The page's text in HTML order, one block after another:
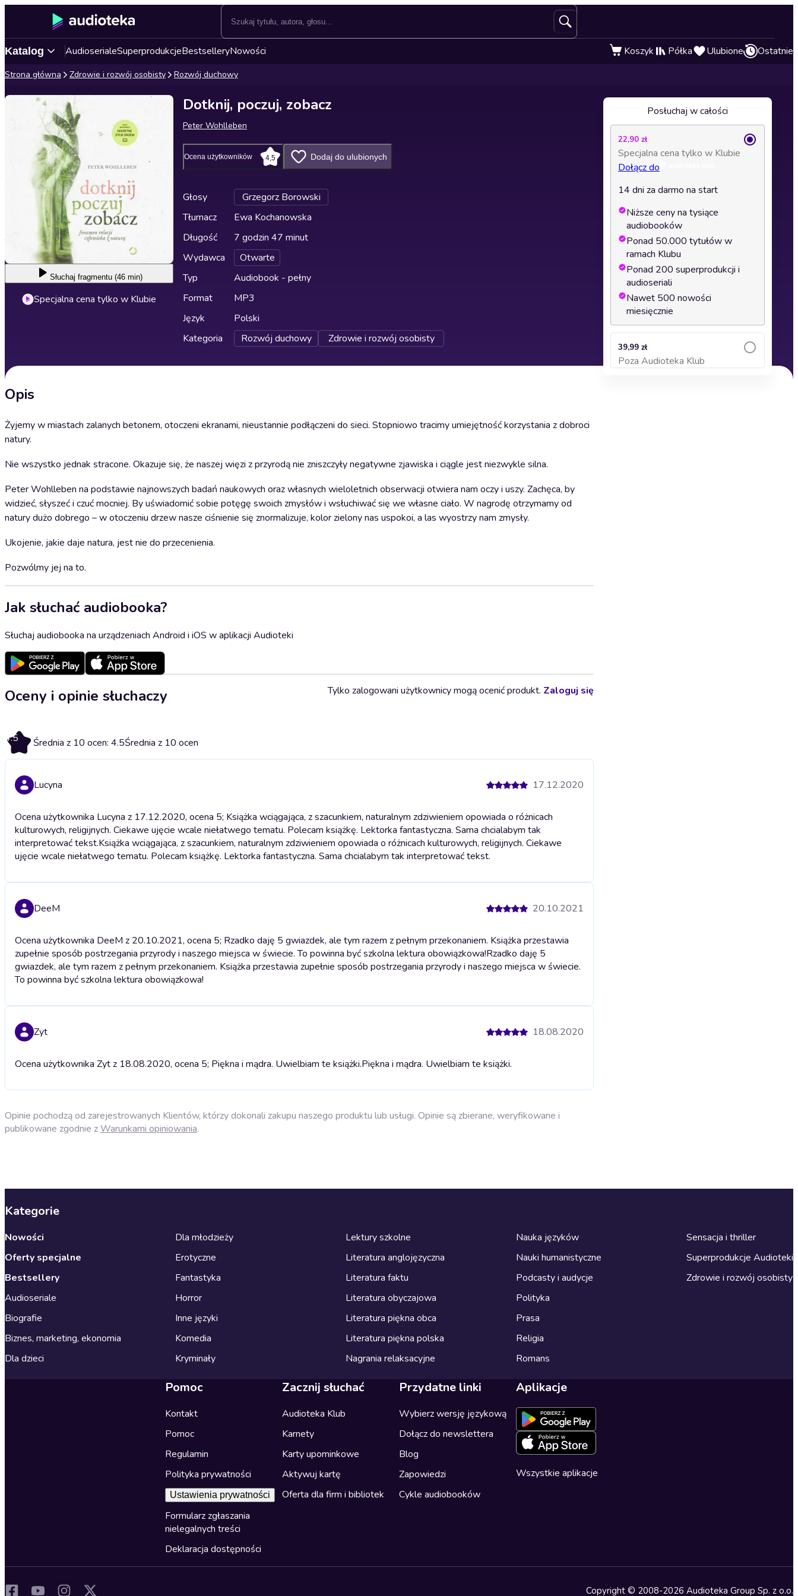
Katalog AudioserialeSuperprodukcjeBestselleryNowości Koszyk Półka Ulubione Ostatnie
Strona główna Zdrowie i rozwój osobisty Rozwój duchowy
Słuchaj fragmentu (46 min)
Specjalna cena tylko w Klubie
Dotknij, poczuj, zobacz
Peter Wohlleben
Ocena użytkowników 4,5 Dodaj do ulubionych
Głosy
Grzegorz Borowski
Tłumacz
Ewa Kochanowska
Długość
7 godzin 47 minut
Wydawca
Otwarte
Typ
Audiobook - pełny
Format
MP3
Język
Polski
Kategoria
Rozwój duchowy Zdrowie i rozwój osobisty
Opis
Żyjemy w miastach zalanych betonem, otoczeni ekranami, nieustannie podłączeni do sieci. Stopniowo tracimy umiejętność korzystania z dobroci
natury.
Nie wszystko jednak stracone. Okazuje się, że naszej więzi z przyrodą nie zniszczyły negatywne zjawiska i ciągle jest niezwykle silna.
Peter Wohlleben na podstawie najnowszych badań naukowych oraz własnych wieloletnich obserwacji otwiera nam oczy i uszy. Zachęca, by
widzieć, słyszeć i czuć mocniej. By uświadomić sobie potęgę swoich zmysłów i wsłuchiwać się we własne ciało. W nagrodę otrzymamy od
natury dużo dobrego – w otoczeniu drzew nasze ciśnienie się znormalizuje, kolor zielony nas uspokoi, a las wyostrzy nam zmysły.
Ukojenie, jakie daje natura, jest nie do przecenienia.
Pozwólmy jej na to.
Jak słuchać audiobooka?
Słuchaj audiobooka na urządzeniach Android i iOS w aplikacji Audioteki
Oceny i opinie słuchaczy
4.5 Średnia z 10 ocen: 4.5Średnia z 10 ocen
Tylko zalogowani użytkownicy mogą ocenić produkt. Zaloguj się
Lucyna 17.12.2020
Ocena użytkownika Lucyna z 17.12.2020, ocena 5; Książka wciągająca, z szacunkiem, naturalnym zdziwieniem opowiada o różnicach
kulturowych, religijnych. Ciekawe ujęcie wcale niełatwego tematu. Polecam książkę. Lektorka fantastyczna. Sama chcialabym tak
interpretować tekst.Książka wciągająca, z szacunkiem, naturalnym zdziwieniem opowiada o różnicach kulturowych, religijnych. Ciekawe
ujęcie wcale niełatwego tematu. Polecam książkę. Lektorka fantastyczna. Sama chcialabym tak interpretować tekst.
DeeM 20.10.2021
Ocena użytkownika DeeM z 20.10.2021, ocena 5; Rzadko daję 5 gwiazdek, ale tym razem z pełnym przekonaniem. Książka przestawia
zupełnie sposób postrzegania przyrody i naszego miejsca w świecie. To powinna być szkolna lektura obowiązkowa!Rzadko daję 5
gwiazdek, ale tym razem z pełnym przekonaniem. Książka przestawia zupełnie sposób postrzegania przyrody i naszego miejsca w świecie.
To powinna być szkolna lektura obowiązkowa!
Zyt 18.08.2020
Ocena użytkownika Zyt z 18.08.2020, ocena 5; Piękna i mądra. Uwielbiam te książki.Piękna i mądra. Uwielbiam te książki.
Opinie pochodzą od zarejestrowanych Klientów, którzy dokonali zakupu naszego produktu lub usługi. Opinie są zbierane, weryfikowane i
publikowane zgodnie zWarunkami opiniowania.
Posłuchaj w całości
22,90 zł
Specjalna cena tylko w Klubie
Dołącz do
14 dni za darmo na start
Niższe ceny na tysiące
audiobooków
Ponad 50.000 tytułów w
ramach Klubu
Ponad 200 superprodukcji i
audioseriali
Nawet 500 nowości
miesięcznie
39,99 zł
Poza Audioteka Klub
Dodaj do koszyka
Kategorie
Nowości
Oferty specjalne
Bestsellery
Audioseriale
Biografie
Biznes, marketing, ekonomia
Dla dzieci
Dla młodzieży
Erotyczne
Fantastyka
Horror
Inne języki
Komedia
Kryminały
Lektury szkolne
Literatura anglojęzyczna
Literatura faktu
Literatura obyczajowa
Literatura piękna obca
Literatura piękna polska
Nagrania relaksacyjne
Nauka języków
Nauki humanistyczne
Podcasty i audycje
Polityka
Prasa
Religia
Romans
Sensacja i thriller
Superprodukcje Audioteki
Zdrowie i rozwój osobisty
Pomoc
Kontakt
Pomoc
Regulamin
Polityka prywatności
Ustawienia prywatności
Formularz zgłaszania
nielegalnych treści
Deklaracja dostępności
Zacznij słuchać
Audioteka Klub
Karnety
Karty upominkowe
Aktywuj kartę
Oferta dla firm i bibliotek
Przydatne linki
Wybierz wersję językową
Dołącz do newslettera
Blog
Zapowiedzi
Cykle audiobooków
Aplikacje
Wszystkie aplikacje
Copyright © 2008-2026 Audioteka Group Sp. z o.o.